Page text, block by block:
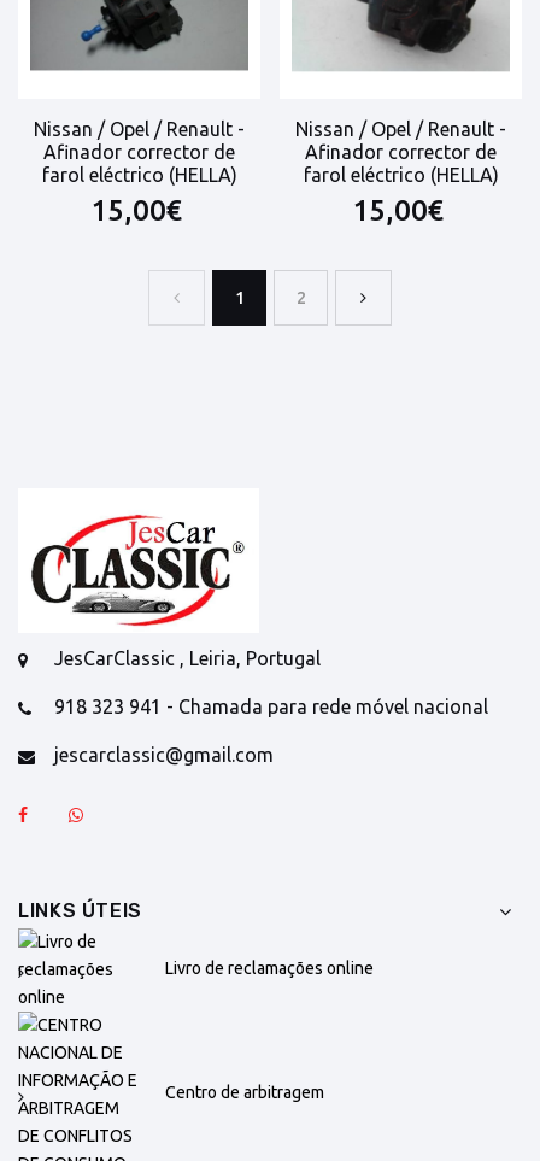
Nissan / Opel / Renault -
Afinador corrector de
farol eléctrico (HELLA)
15,00€
Nissan / Opel / Renault -
Afinador corrector de
farol eléctrico (HELLA)
15,00€
1 2
JesCarClassic , Leiria, Portugal
918 323 941 - Chamada para rede móvel nacional
jescarclassic@gmail.com
LINKS ÚTEIS
Livro de reclamações online
Centro de arbitragem